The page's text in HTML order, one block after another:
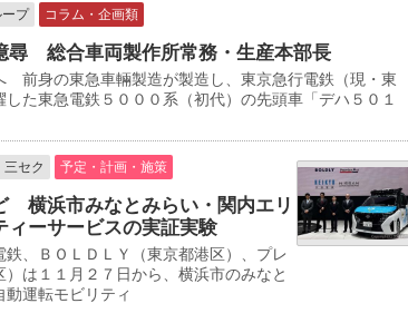
ープ コラム・企画類
総合車両製作所常務・生産本部長
前身の東急車輛製造が製造し、東京急行電鉄（現・東
た東急電鉄５０００系（初代）の先頭車「デハ５０１
セク 予定・計画・施策
横浜市みなとみらい・関内エリ
ィーサービスの実証実験
、ＢＯＬＤＬＹ（東京都港区）、プレ
は１１月２７日から、横浜市のみなと
運転モビリティ